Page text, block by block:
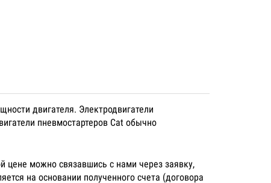
двигателя. Электродвигатели
пневмостартеров Cat обычно
цене можно связавшись с нами через заявку,
на основании полученного счета (договора